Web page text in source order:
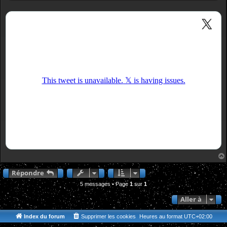
Répondre
5 messages • Page 1 sur 1
Aller à
Index du forum Heures au format UTC+02:00
Supprimer les cookies